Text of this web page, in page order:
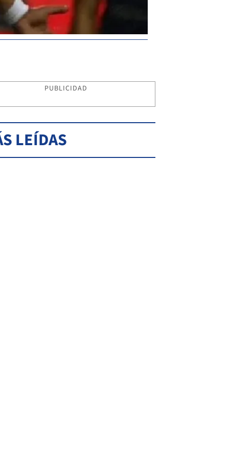
PUBLICIDAD
LEÍDAS